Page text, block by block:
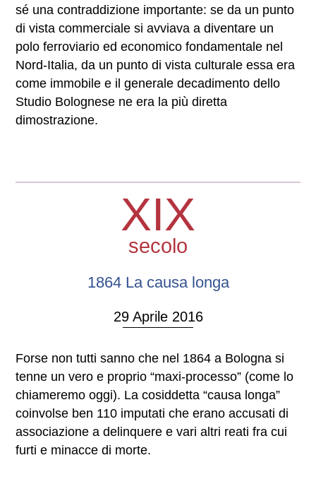
sé una contraddizione importante: se da un punto
di vista commerciale si avviava a diventare un
polo ferroviario ed economico fondamentale nel
Nord-Italia, da un punto di vista culturale essa era
come immobile e il generale decadimento dello
Studio Bolognese ne era la più diretta
dimostrazione.
XIX
secolo
1864 La causa longa
29 Aprile 2016
Forse non tutti sanno che nel 1864 a Bologna si
tenne un vero e proprio “maxi-processo” (come lo
chiameremo oggi). La cosiddetta “causa longa”
coinvolse ben 110 imputati che erano accusati di
associazione a delinquere e vari altri reati fra cui
furti e minacce di morte.